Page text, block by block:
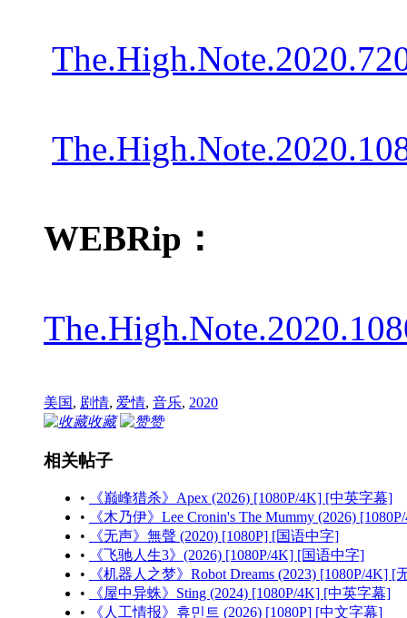
WEBRip：
美国, 剧情, 爱情, 音乐, 2020
收藏
赞
相关帖子
•
《巅峰猎杀》Apex (2026) [1080P/4K] [中英字幕]
•
《木乃伊》Lee Cronin's The Mummy (2026)
•
《无声》無聲 (2020) [1080P] [国语中字]
•
《飞驰人生3》(2026) [1080P/4K] [国语中字]
•
《机器人之梦》Robot Dreams (2023) [1080P/4K] [
•
《屋中异蛛》Sting (2024) [1080P/4K] [中英字幕]
•
《人工情报》휴민트 (2026) [1080P] [中文字幕]